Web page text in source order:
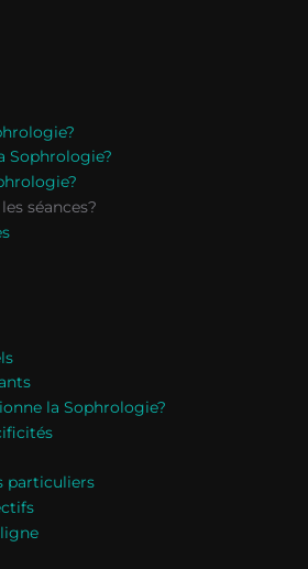
Sophrologie?
séances?
la Sophrologie?
particuliers